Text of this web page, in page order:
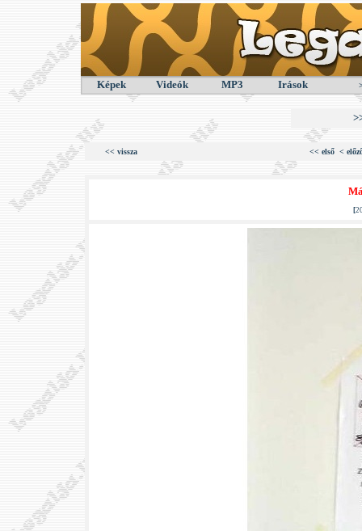
Képek Videók MP3 Irások
<< vissza << első <
[